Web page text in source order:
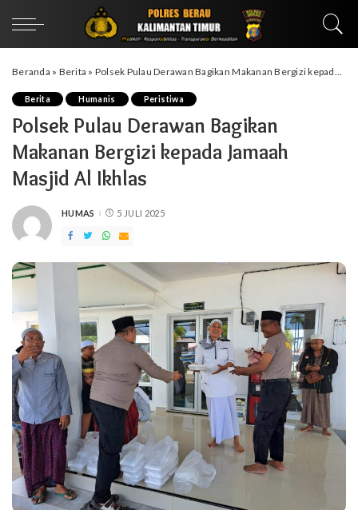
Beranda » Berita » Polsek Pulau Derawan Bagikan Makanan Bergizi kepada Jamaah Masjid Al Ikhlas
Berita Humanis Peristiwa
Polsek Pulau Derawan Bagikan
Makanan Bergizi kepada Jamaah
Masjid Al Ikhlas
POSTED
HUMAS 5 JULI 2025